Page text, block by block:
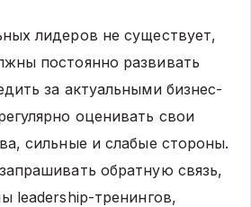
лидеров не существует,
постоянно развивать
за актуальными бизнес-
оценивать свои
сильные и слабые стороны.
обратную связь,
leadership-тренингов,